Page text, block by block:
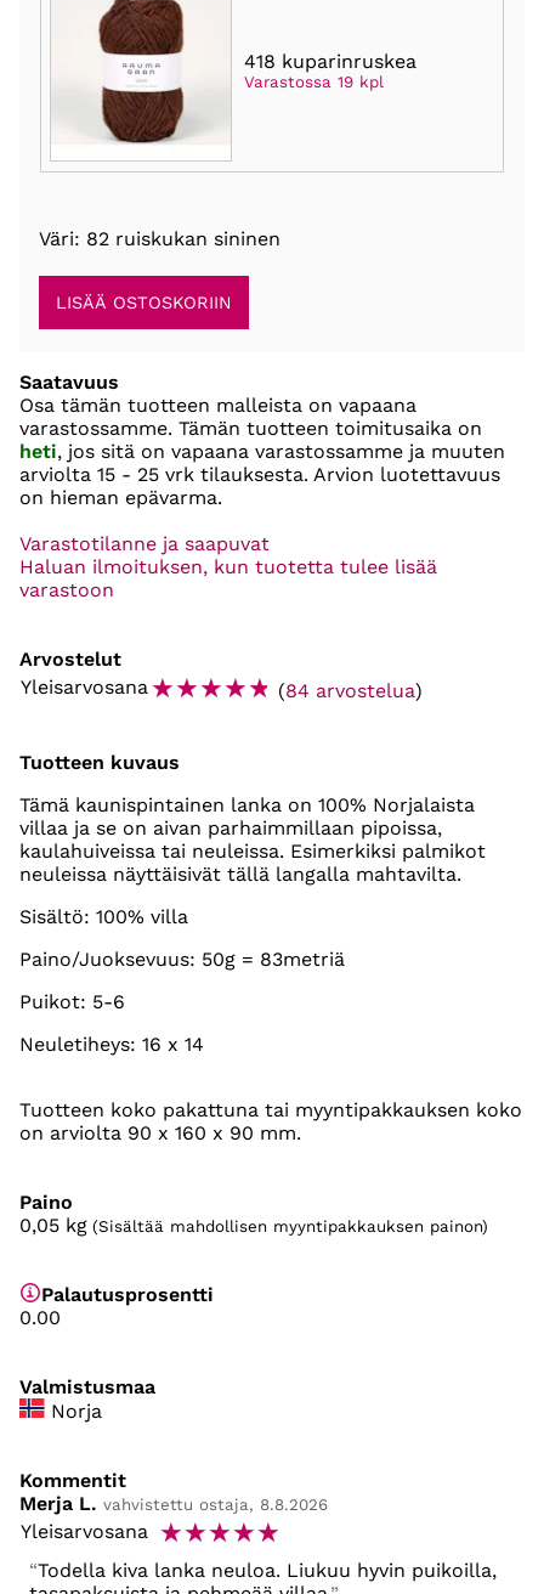
418 kuparinruskea
Varastossa 19 kpl
Väri: 82 ruiskukan sininen
Saatavuus
Osa tämän tuotteen malleista on vapaana
varastossamme. Tämän tuotteen toimitusaika on
heti, jos sitä on vapaana varastossamme ja muuten
arviolta 15 - 25 vrk tilauksesta. Arvion luotettavuus
on hieman epävarma.
Varastotilanne ja saapuvat
Haluan ilmoituksen, kun tuotetta tulee lisää
varastoon
Arvostelut
Yleisarvosana☆☆☆☆☆ (84 arvostelua)
Tuotteen kuvaus
Tämä kaunispintainen lanka on 100% Norjalaista
villaa ja se on aivan parhaimmillaan pipoissa,
kaulahuiveissa tai neuleissa. Esimerkiksi palmikot
neuleissa näyttäisivät tällä langalla mahtavilta.
Sisältö: 100% villa
Paino/Juoksevuus: 50g = 83metriä
Puikot: 5-6
Neuletiheys: 16 x 14
Tuotteen koko pakattuna tai myyntipakkauksen koko
on arviolta 90 x 160 x 90 mm.
Paino
0,05 kg (Sisältää mahdollisen myyntipakkauksen painon)
Palautusprosentti
0.00
Valmistusmaa
Norja
Kommentit
Merja L. vahvistettu ostaja, 8.8.2026
Yleisarvosana ☆☆☆☆☆
Todella kiva lanka neuloa. Liukuu hyvin puikoilla,